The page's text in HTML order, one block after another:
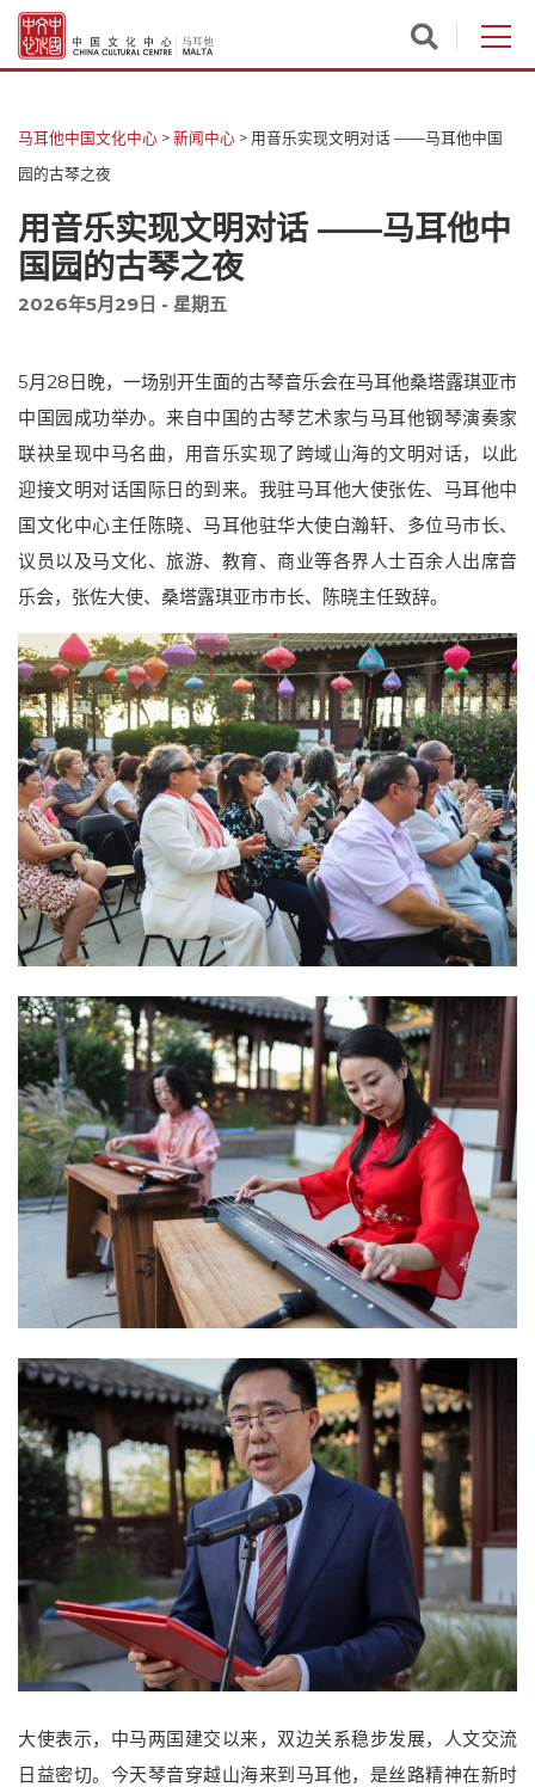
马耳他中国文化中心 > 新闻中心 > 用音乐实现文明对话 ——马耳他中国
园的古琴之夜
用音乐实现文明对话 ——马耳他中
国园的古琴之夜
2026年5月29日 - 星期五
5月28日晚，一场别开生面的古琴音乐会在马耳他桑塔露琪亚市
中国园成功举办。来自中国的古琴艺术家与马耳他钢琴演奏家
联袂呈现中马名曲，用音乐实现了跨域山海的文明对话，以此
迎接文明对话国际日的到来。我驻马耳他大使张佐、马耳他中
国文化中心主任陈晓、马耳他驻华大使白瀚轩、多位马市长、
议员以及马文化、旅游、教育、商业等各界人士百余人出席音
乐会，张佐大使、桑塔露琪亚市市长、陈晓主任致辞。
大使表示，中马两国建交以来，双边关系稳步发展，人文交流
日益密切。今天琴音穿越山海来到马耳他，是丝路精神在新时